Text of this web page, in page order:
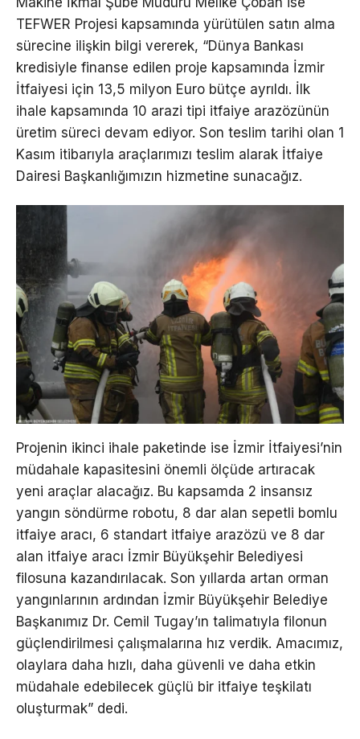
TEFWER Projesi kapsamında yürütülen satın alma
sürecine ilişkin bilgi vererek, “Dünya Bankası
kredisiyle finanse edilen proje kapsamında İzmir
İtfaiyesi için 13,5 milyon Euro bütçe ayrıldı. İlk
ihale kapsamında 10 arazi tipi itfaiye arazözünün
üretim süreci devam ediyor. Son teslim tarihi olan 1
Kasım itibarıyla araçlarımızı teslim alarak İtfaiye
Dairesi Başkanlığımızın hizmetine sunacağız.
Projenin ikinci ihale paketinde ise İzmir İtfaiyesi’nin
müdahale kapasitesini önemli ölçüde artıracak
yeni araçlar alacağız. Bu kapsamda 2 insansız
yangın söndürme robotu, 8 dar alan sepetli bomlu
itfaiye aracı, 6 standart itfaiye arazözü ve 8 dar
alan itfaiye aracı İzmir Büyükşehir Belediyesi
filosuna kazandırılacak. Son yıllarda artan orman
yangınlarının ardından İzmir Büyükşehir Belediye
Başkanımız Dr. Cemil Tugay’ın talimatıyla filonun
güçlendirilmesi çalışmalarına hız verdik. Amacımız,
olaylara daha hızlı, daha güvenli ve daha etkin
müdahale edebilecek güçlü bir itfaiye teşkilatı
oluşturmak” dedi.